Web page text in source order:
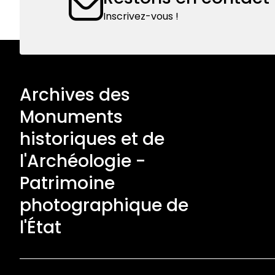
Inscrivez-vous !
Archives des
Monuments
historiques et de
l'Archéologie -
Patrimoine
photographique de
l'État